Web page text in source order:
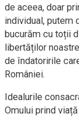
de aceea, doar
individual, putem
bucurăm cu toții
libertăților
de îndatoririle
României.
Idealurile
Omului prind